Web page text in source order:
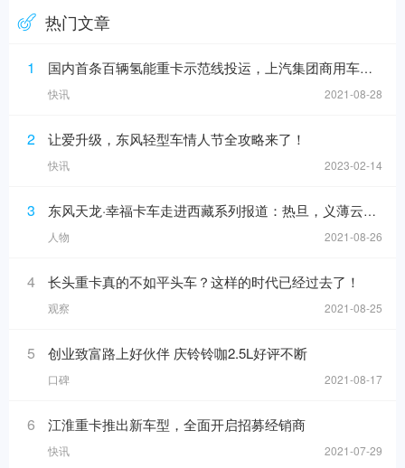
热门文章
1 国内首条百辆氢能重卡示范线投运，上汽集团商用车上半年销售增16%
快讯 2021-08-28
2 让爱升级，东风轻型车情人节全攻略来了！
快讯 2023-02-14
3 东风天龙·幸福卡车走进西藏系列报道：热旦，义薄云天的带头大哥
人物 2021-08-26
4 长头重卡真的不如平头车？这样的时代已经过去了！
观察 2021-08-25
5 创业致富路上好伙伴 庆铃铃咖2.5L好评不断
口碑 2021-08-17
6 江淮重卡推出新车型，全面开启招募经销商
快讯 2021-07-29